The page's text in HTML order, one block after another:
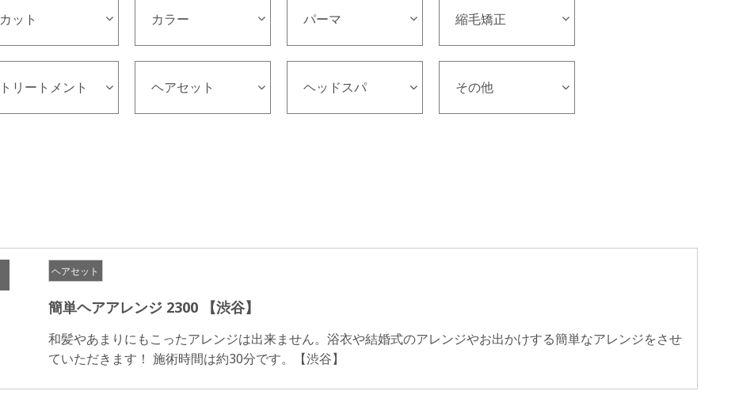
カット カラー パーマ 縮毛矯正
トリートメント ヘアセット ヘッドスパ その他
ヘアセット
簡単ヘアアレンジ 2300 【渋谷】
和髪やあまりにもこったアレンジは出来ません。浴衣や結婚式のアレンジやお出かけする簡単なアレンジをさせ
ていただきます！ 施術時間は約30分です。【渋谷】